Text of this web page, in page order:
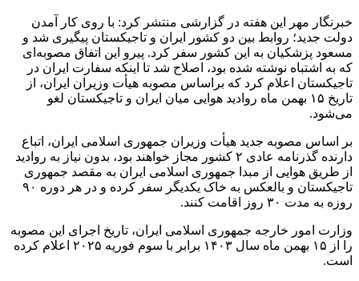
خبرنگار مهر این هفته در گزارشی منتشر کرد: با روی کار آمدن
دولت جدید؛ روابط بین دو کشور ایران و تاجیکستان پیگیری شد و
مسعود پزشکیان به این کشور سفر کرد. پیرو این اتفاق مصوبه‌ای
که به اشتباه نوشته شده بود، اصلاح شد تا اینکه سفارت ایران در
تاجیکستان اعلام کرد که براساس مصوبه هیأت وزیران ایران، از
تاریخ ۱۵ بهمن ماه روادید هوایی میان ایران و تاجیکستان لغو
می‌شود.
بر اساس مصوبه جدید هیأت وزیران جمهوری اسلامی ایران، اتباع
دارنده گذرنامه عادی ۲ کشور مجاز خواهند بود، بدون نیاز به روادید
از طریق هوایی از مبدا جمهوری اسلامی ایران به مقصد جمهوری
تاجیکستان و بالعکس به خاک یکدیگر سفر کرده و در هر دوره ٩٠
روزه به مدت ٣٠ روز اقامت کنند.
وزارت امور خارجه جمهوری اسلامی ایران، تاریخ اجرای این مصوبه
را از ١۵ بهمن ماه سال ١۴٠٣ برابر با سوم فوریه ٢٠٢۵ اعلام کرده
است.